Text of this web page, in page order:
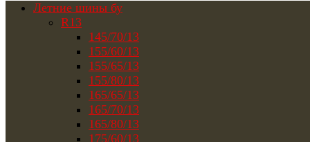
Летние шины бу
R13
145/70/13
155/60/13
155/65/13
155/80/13
165/65/13
165/70/13
165/80/13
175/60/13